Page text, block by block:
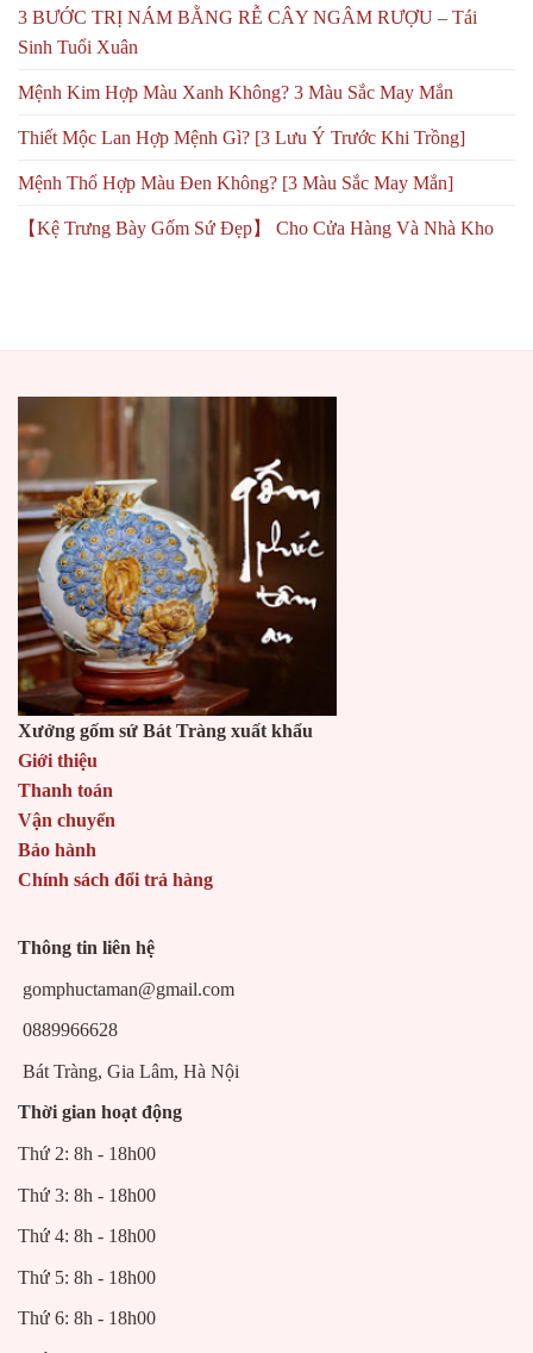
3 BƯỚC TRỊ NÁM BẰNG RỄ CÂY NGÂM RƯỢU – Tái
Sinh Tuổi Xuân
Mệnh Kim Hợp Màu Xanh Không? 3 Màu Sắc May Mắn
Thiết Mộc Lan Hợp Mệnh Gì? [3 Lưu Ý Trước Khi Trồng]
Mệnh Thổ Hợp Màu Đen Không? [3 Màu Sắc May Mắn]
【Kệ Trưng Bày Gốm Sứ Đẹp】 Cho Cửa Hàng Và Nhà Kho
Xưởng gốm sứ Bát Tràng xuất khẩu
Giới thiệu
Thanh toán
Vận chuyển
Bảo hành
Chính sách đổi trả hàng
Thông tin liên hệ
gomphuctaman@gmail.com
0889966628
Bát Tràng, Gia Lâm, Hà Nội
Thời gian hoạt động
Thứ 2: 8h - 18h00
Thứ 3: 8h - 18h00
Thứ 4: 8h - 18h00
Thứ 5: 8h - 18h00
Thứ 6: 8h - 18h00